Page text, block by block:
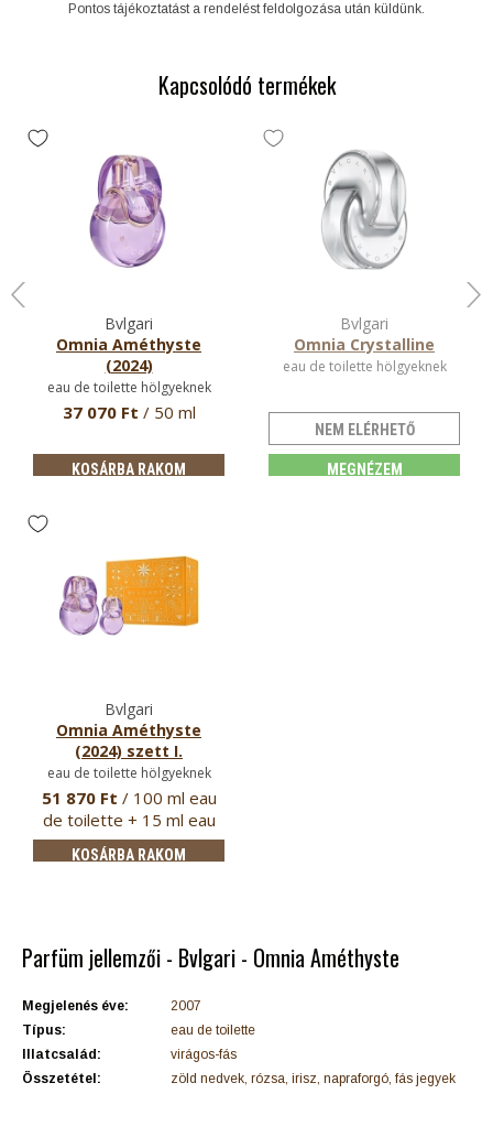
Pontos tájékoztatást a rendelést feldolgozása után küldünk.
Kapcsolódó termékek
Bvlgari
Omnia Améthyste
(2024)
eau de toilette hölgyeknek
37 070 Ft / 50 ml
KOSÁRBA RAKOM
Bvlgari
Omnia Crystalline
eau de toilette hölgyeknek
NEM ELÉRHETŐ
MEGNÉZEM
Bvlgari
Omnia Améthyste
(2024) szett I.
eau de toilette hölgyeknek
51 870 Ft / 100 ml eau
de toilette + 15 ml eau
de …
KOSÁRBA RAKOM
Parfüm jellemzői - Bvlgari - Omnia Améthyste
Megjelenés éve:
2007
Típus:
eau de toilette
Illatcsalád:
virágos-fás
Összetétel:
zöld nedvek, rózsa, irisz, napraforgó, fás jegyek